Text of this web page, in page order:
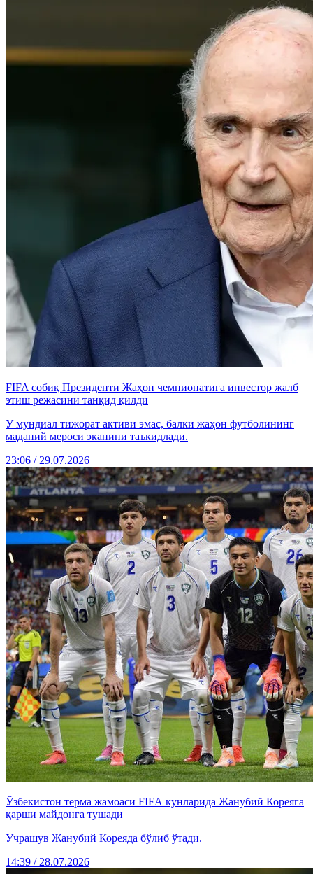
FIFA собиқ Президенти Жаҳон чемпионатига инвестор жалб
этиш режасини танқид қилди
У мундиал тижорат активи эмас, балки жаҳон футболининг
маданий мероси эканини таъкидлади.
23:06 / 29.07.2026
Ўзбекистон терма жамоаси FIFА кунларида Жанубий Кореяга
қарши майдонга тушади
Учрашув Жанубий Кореяда бўлиб ўтади.
14:39 / 28.07.2026